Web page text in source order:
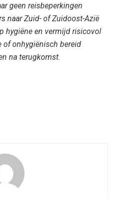
geen reisbeperkingen
naar Zuid- of Zuidoost-Azië
hygiëne en vermijd risicovol
onhygiënisch bereid
na terugkomst.